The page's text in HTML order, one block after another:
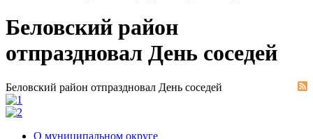
Беловский район
отпраздновал День соседей
Беловский район отпраздновал День соседей
О муниципальном округе